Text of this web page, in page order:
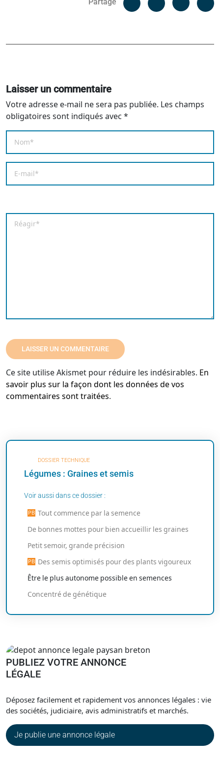
Laisser un commentaire
Votre adresse e-mail ne sera pas publiée. Les champs
obligatoires sont indiqués avec *
Ce site utilise Akismet pour réduire les indésirables. En
savoir plus sur la façon dont les données de vos
commentaires sont traitées.
DOSSIER TECHNIQUE
Légumes : Graines et semis
Voir aussi dans ce dossier :
Tout commence par la semence
De bonnes mottes pour bien accueillir les graines
Petit semoir, grande précision
Des semis optimisés pour des plants vigoureux
Être le plus autonome possible en semences
Concentré de génétique
PUBLIEZ VOTRE ANNONCE
LÉGALE
Déposez facilement et rapidement vos annonces légales : vie
des sociétés, judiciaire, avis administratifs et marchés.
Je publie une annonce légale